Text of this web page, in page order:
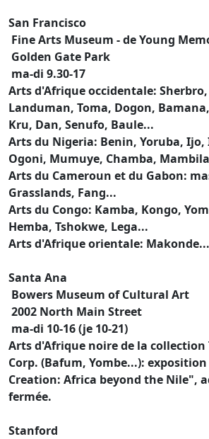
San Francisco
Fine Arts Museum - de Young
Golden Gate Park
ma-di 9.30-17
Arts d'Afrique occidentale:
Landuman, Toma, Dogon,
Kru, Dan, Senufo, Baule...
Arts du Nigeria: Benin, Yoruba,
Ogoni, Mumuye, Chamba,
Arts du Cameroun et du Gabon:
Grasslands, Fang...
Arts du Congo: Kamba, Kongo,
Hemba, Tshokwe, Lega...
Arts d'Afrique orientale: Makonde...
Santa Ana
Bowers Museum of Cultural Art
2002 North Main Street
ma-di 10-16 (je 10-21)
Arts d'Afrique noire de la collection
Corp. (Bafum, Yombe...):
Creation: Africa beyond the Nile",
fermée.
Stanford